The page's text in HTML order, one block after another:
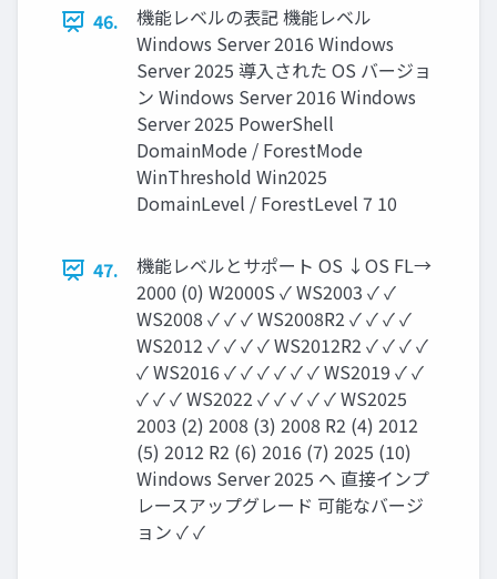
46.
機能レベルの表記 機能レベル
Windows Server 2016 Windows
Server 2025 導入された OS バージョ
ン Windows Server 2016 Windows
Server 2025 PowerShell
DomainMode / ForestMode
WinThreshold Win2025
DomainLevel / ForestLevel 7 10
47.
機能レベルとサポート OS ↓OS FL→
2000 (0) W2000S ✓ WS2003 ✓ ✓
WS2008 ✓ ✓ ✓ WS2008R2 ✓ ✓ ✓ ✓
WS2012 ✓ ✓ ✓ ✓ WS2012R2 ✓ ✓ ✓ ✓
✓ WS2016 ✓ ✓ ✓ ✓ ✓ ✓ WS2019 ✓ ✓
✓ ✓ ✓ WS2022 ✓ ✓ ✓ ✓ ✓ WS2025
2003 (2) 2008 (3) 2008 R2 (4) 2012
(5) 2012 R2 (6) 2016 (7) 2025 (10)
Windows Server 2025 へ 直接インプ
レースアップグレード 可能なバージ
ョン ✓ ✓